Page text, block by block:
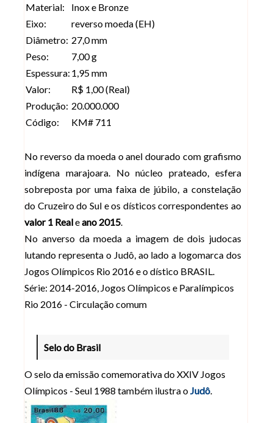
Material:
Eixo:
Diâmetro:
Peso:
Espessura:
Valor:
Produção:
Código:
Inox e Bronze
reverso moeda (EH)
27,0 mm
7,00 g
1,95 mm
R$ 1,00 (Real)
20.000.000
KM# 711
No reverso da moeda o anel dourado com grafismo
indígena marajoara. No núcleo prateado, esfera
sobreposta por uma faixa de júbilo, a constelação
do Cruzeiro do Sul e os dísticos correspondentes ao
valor 1 Realeano 2015.
No anverso da moeda a imagem de dois judocas
lutando representa o Judô, ao lado a logomarca dos
Jogos Olímpicos Rio 2016 e o dístico BRASIL.
Série: 2014-2016, Jogos Olímpicos e Paralímpicos
Rio 2016 - Circulação comum
Selo do Brasil
O selo da emissão comemorativa do XXIV Jogos
Olímpicos - Seul 1988 também ilustra oJudô.